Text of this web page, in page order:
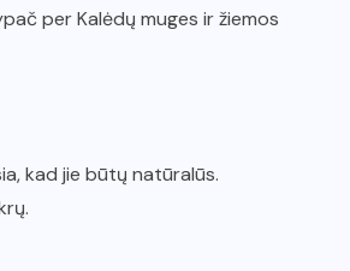
per Kalėdų muges ir žiemos
kad jie būtų natūralūs.